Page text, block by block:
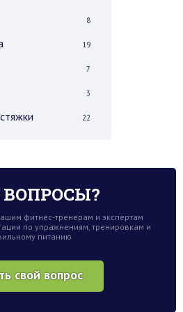
8
19
7
3
22
ВОПРОСЫ?
фитнес-тренерам и экспертам
по упражнениям, тренировкам и
питанию
свой вопрос